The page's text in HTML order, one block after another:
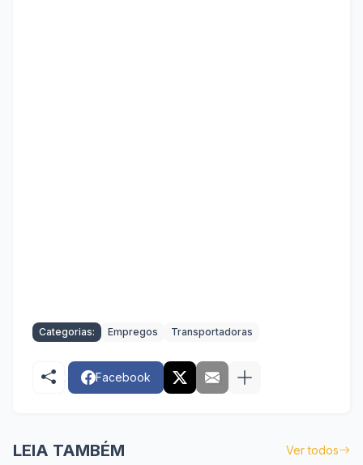
Categorias: Empregos Transportadoras
Facebook
LEIA TAMBÉM Ver todos